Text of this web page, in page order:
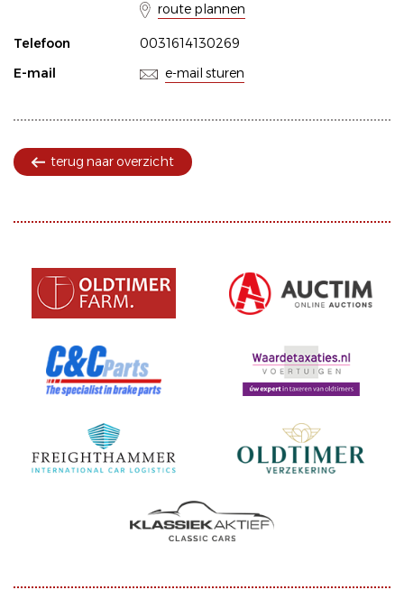
route plannen
Telefoon
0031614130269
E-mail
e-mail sturen
terug naar overzicht